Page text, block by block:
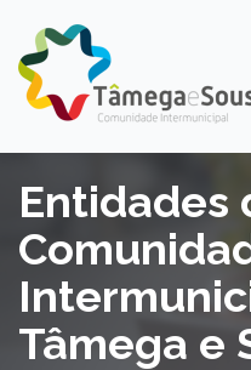
Entidades
Tâmega e